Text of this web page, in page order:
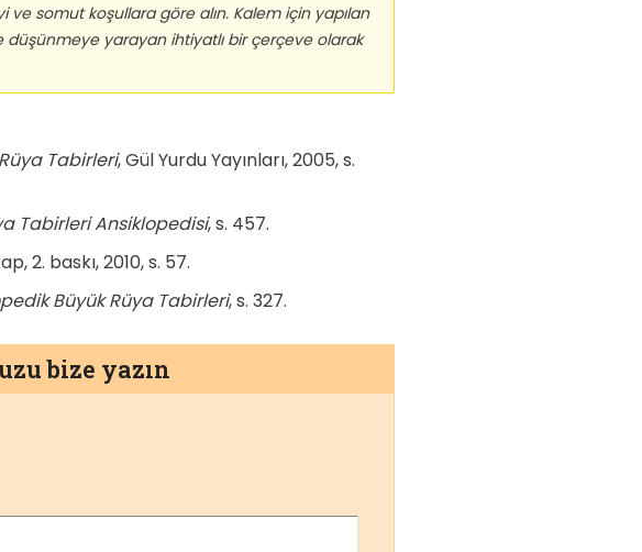
ve somut koşullara göre alın. Kalem için yapılan
düşünmeye yarayan ihtiyatlı bir çerçeve olarak
Rüya Tabirleri, Gül Yurdu Yayınları, 2005, s.
Tabirleri Ansiklopedisi, s. 457.
2. baskı, 2010, s. 57.
Büyük Rüya Tabirleri, s. 327.
bize yazın